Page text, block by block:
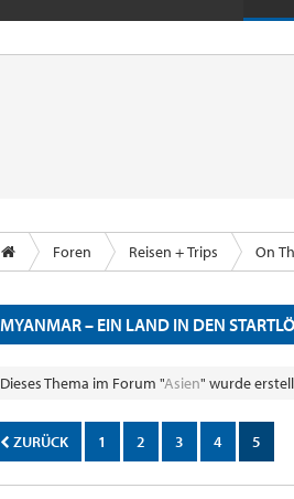
Foren Reisen + Trips On
MYANMAR – EIN LAND IN DEN
Dieses Thema im Forum "Asien" wurde
ZURÜCK 1 2 3 4 5